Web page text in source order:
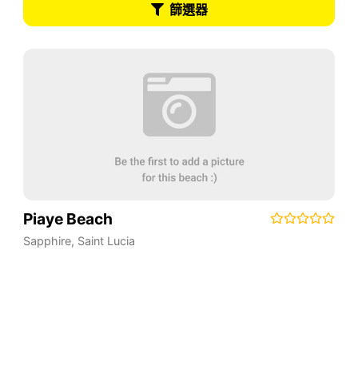
篩選器
Piaye Beach
Sapphire, Saint Lucia